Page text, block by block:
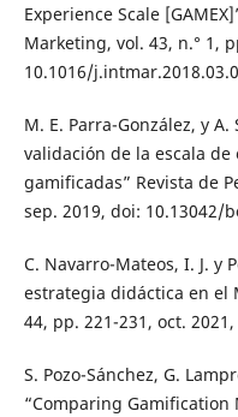
Experience Scale
Marketing, vol. 43, n.° 1,
10.1016/
M. E. Parra-González, y
validación de la escala
gamificadas” Revista de
sep. 2019, doi: 10.13042/
C. Navarro-Mateos, I. J. y
estrategia didáctica en el
44, pp. 221-231, oct.
S. Pozo-Sánchez, G.
“Comparing